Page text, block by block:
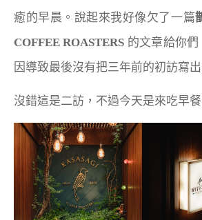
癒的早晨。說起來我好像欠了一篇
COFFEE ROASTERS 的文章給你
因導致最後沒有把三年前的初訪寫出
沒錯這是二訪，不過今天是來吃早餐